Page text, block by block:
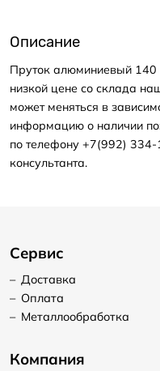
Описание
Пруток алюминиевый 140
низкой цене со склада
может меняться в
информацию о наличии
по телефону +7(992)
консультанта.
Сервис
– Доставка
– Оплата
– Металлообработка
Компания